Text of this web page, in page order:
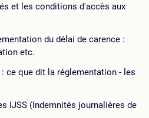
et les conditions d'accès aux
du délai de carence :
etc.
ce que dit la réglementation - les
IJSS (Indemnités journalières de